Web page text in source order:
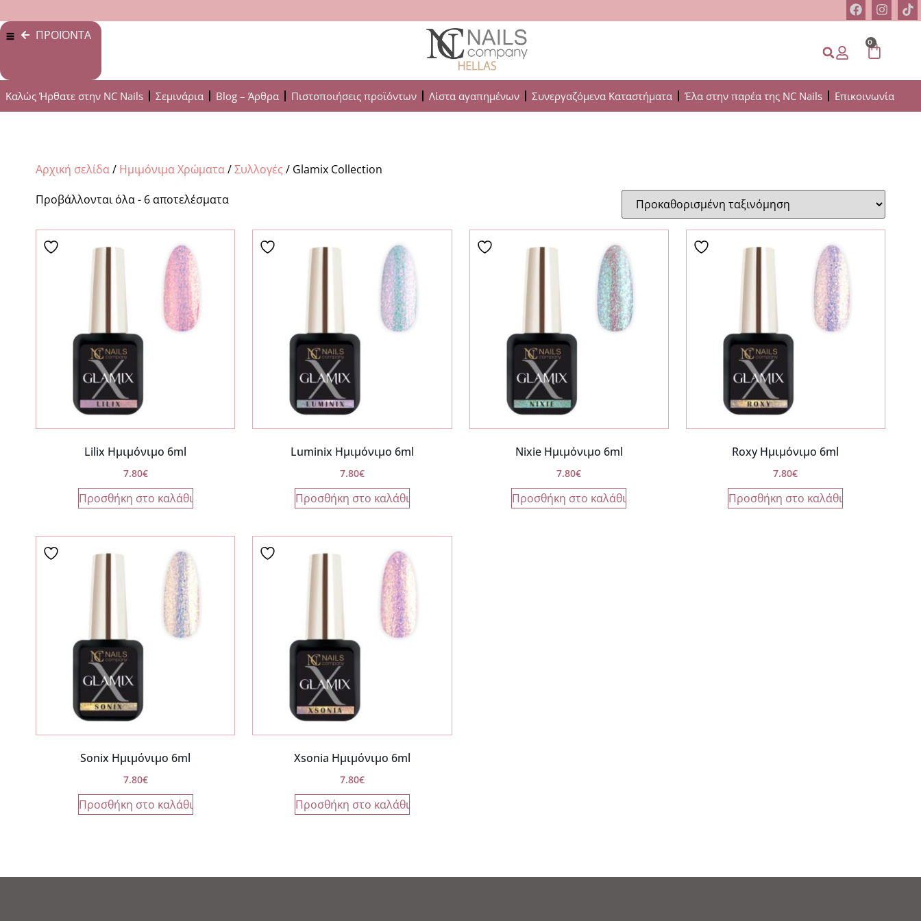
ΠΡΟΪΟΝΤΑ 0
Καλώς Ήρθατε στην NC Nails Σεμινάρια Blog – Άρθρα Πιστοποιήσεις προϊόντων Λίστα αγαπημένων Συνεργαζόμενα Καταστήματα Έλα στην παρέα της NC Nails Επικοινωνία
Αρχική σελίδα/ Ημιμόνιμα Χρώματα/Συλλογές / Glamix Collection
Προβάλλονται όλα - 6 αποτελέσματα
Lilix Ημιμόνιμο 6ml
7.80€
Προσθήκη στο καλάθι
Luminix Ημιμόνιμο 6ml
7.80€
Προσθήκη στο καλάθι
Nixie Ημιμόνιμο 6ml
7.80€
Προσθήκη στο καλάθι
Roxy Ημιμόνιμο 6ml
7.80€
Προσθήκη στο καλάθι
Sonix Ημιμόνιμο 6ml
7.80€
Προσθήκη στο καλάθι
Xsonia Ημιμόνιμο 6ml
7.80€
Προσθήκη στο καλάθι